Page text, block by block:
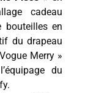
cadeau
bouteilles en
du drapeau
Merry »
du